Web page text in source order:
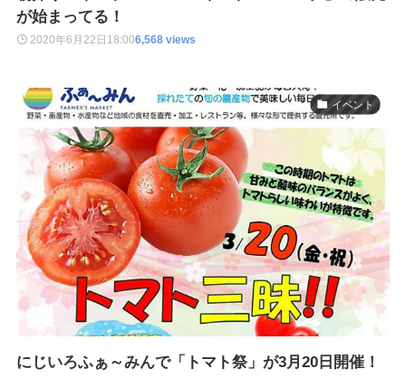
が始まってる！
2020年6月22日 18:006,568 views
イベント
にじいろふぁ～みんで「トマト祭」が3月20日開催！